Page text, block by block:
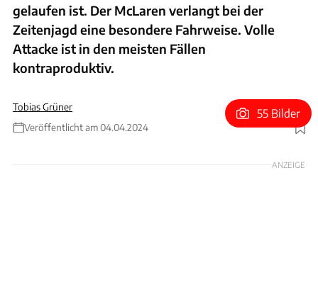
gelaufen ist. Der McLaren verlangt bei der
Zeitenjagd eine besondere Fahrweise. Volle
Attacke ist in den meisten Fällen
kontraproduktiv.
Tobias Grüner
Veröffentlicht am 04.04.2024
Foto: xpb
55 Bilder
ANZEIGE